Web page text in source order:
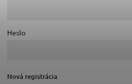
Heslo
Nová registrácia